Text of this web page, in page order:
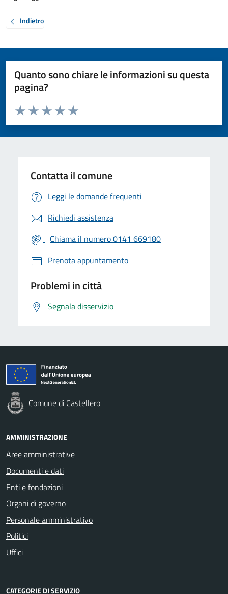
Indietro
Quanto sono chiare le informazioni su questa
pagina?
Valuta da 1 a 5 stelle la pagina
Valuta 5 stelle su 5
Valuta 4 stelle su 5
Valuta 3 stelle su 5
Valuta 2 stelle su 5
Valuta 1 stelle su 5
Contatta il comune
Leggi le domande frequenti
Richiedi assistenza
Chiama il numero 0141 669180
Prenota appuntamento
Problemi in città
Segnala disservizio
Comune di Castellero
AMMINISTRAZIONE
Aree amministrative
Documenti e dati
Enti e fondazioni
Organi di governo
Personale amministrativo
Politici
Uffici
CATEGORIE DI SERVIZIO